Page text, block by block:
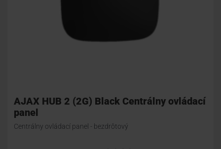
AJAX HUB 2 (2G) Black Centrálny ovládací
panel
Centrálny ovládací panel - bezdrôtový